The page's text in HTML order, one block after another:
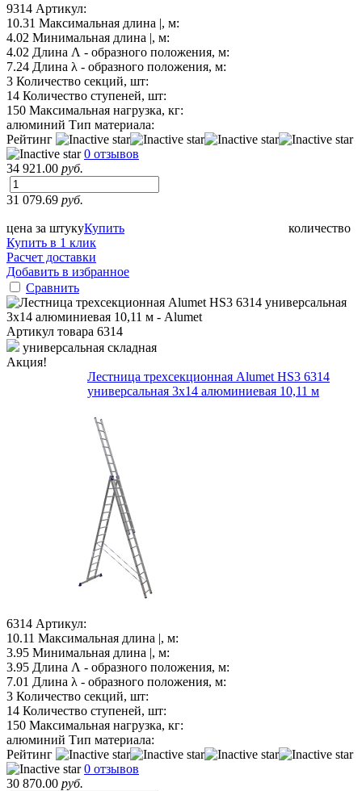
9314 Артикул:
10.31 Максимальная длина |, м:
4.02 Минимальная длина |, м:
4.02 Длина Λ - образного положения, м:
7.24 Длина λ - образного положения, м:
3 Количество секций, шт:
14 Количество ступеней, шт:
150 Максимальная нагрузка, кг:
алюминий Тип материала:
Рейтинг
0 отзывов
34 921.00 руб.
31 079.69 руб.
цена за штуку количество
Купить
Купить в 1 клик
Расчет доставки
Добавить в избранное
Сравнить
Артикул товара 6314
универсальная складная
Акция!
Лестница трехсекционная Alumet HS3 6314
универсальная 3х14 алюминиевая 10,11 м
6314 Артикул:
10.11 Максимальная длина |, м:
3.95 Минимальная длина |, м:
3.95 Длина Λ - образного положения, м:
7.01 Длина λ - образного положения, м:
3 Количество секций, шт:
14 Количество ступеней, шт:
150 Максимальная нагрузка, кг:
алюминий Тип материала:
Рейтинг
0 отзывов
30 870.00 руб.